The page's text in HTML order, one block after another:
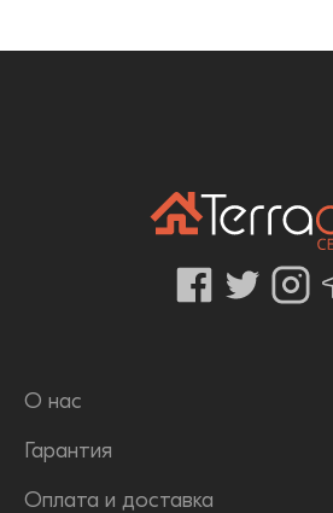
О нас
Гарантия
Оплата и доставка